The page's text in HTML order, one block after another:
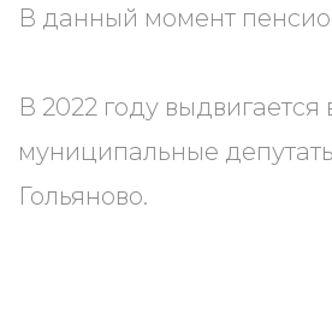
В данный момент
В 2022 году выдвигается
муниципальные
Гольяново.